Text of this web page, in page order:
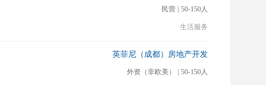
民营 | 50-150人
生活服务
英菲尼（成都）房地产开发
外资（非欧美） | 50-150人